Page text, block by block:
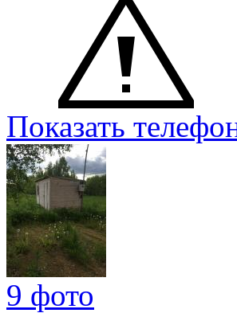
Показать
9 фото